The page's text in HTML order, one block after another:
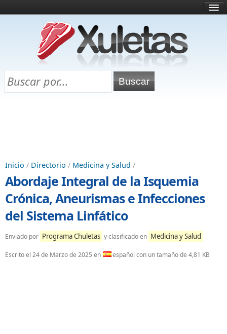
¿Qué es esto?
Directorio
Chuletas para exámenes
Inicio / Directorio / Medicina y Salud /
Abordaje Integral de la Isquemia
Crónica, Aneurismas e Infecciones
del Sistema Linfático
Enviado por Programa Chuletas y clasificado en Medicina y Salud
Escrito el 24 de Marzo de 2025 en español con un tamaño de 4,81 KB